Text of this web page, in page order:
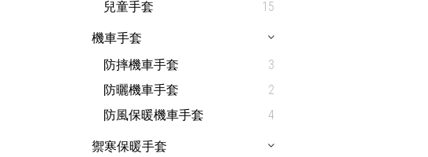
兒童手套
15
機車手套
防摔機車手套
3
防曬機車手套
2
防風保暖機車手套
4
禦寒保暖手套